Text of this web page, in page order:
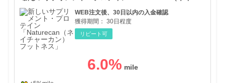
WEB注文後、30日以内の入金確認
獲得期間： 30日程度
リピート可
6.0%